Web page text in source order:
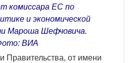
комиссара ЕС по
и экономической
Мароша Шефчовича.
ВИА
Правительства, от имени